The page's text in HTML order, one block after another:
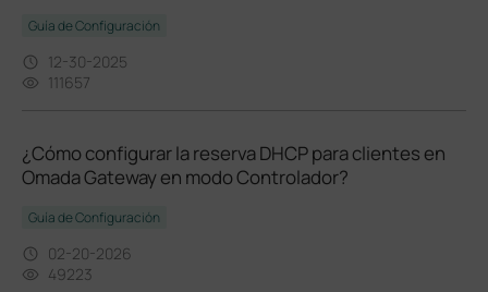
Guía de Configuración
12-30-2025
111657
¿Cómo configurar la reserva DHCP para clientes en
Omada Gateway en modo Controlador?
Guía de Configuración
02-20-2026
49223